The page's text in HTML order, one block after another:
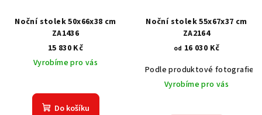
Noční stolek 50x66x38 cm
ZA1436
15 830 Kč
Vyrobíme pro vás
Do košíku
Noční stolek 55x67x37 cm
ZA2164
od 16 030 Kč
Podle produktové fotografie
Vyrobíme pro vás